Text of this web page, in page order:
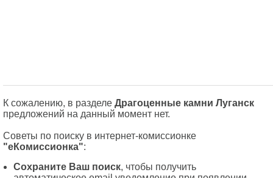
К сожалению, в разделе Драгоценные камни Луганск
предложений на данный момент нет.
Советы по поиску в интернет-комиссионке
"еКомиссионка":
Сохраните Ваш поиск, чтобы получить